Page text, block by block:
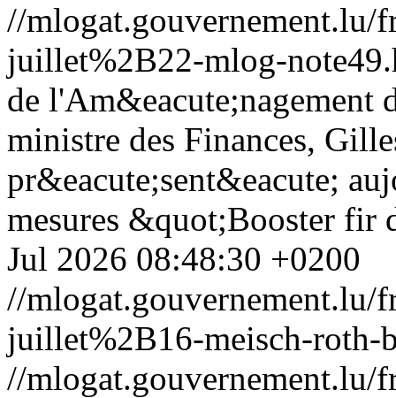
//mlogat.gouvernement.lu/
juillet%2B22-mlog-
de l'Am&eacute;nagement
ministre des Finances,
pr&eacute;sent&eacute;
mesures &quot;Booster fir
Jul 2026 08:48:30 +0200
//mlogat.gouvernement.lu/
juillet%2B16-meisch-roth-
//mlogat.gouvernement.lu/